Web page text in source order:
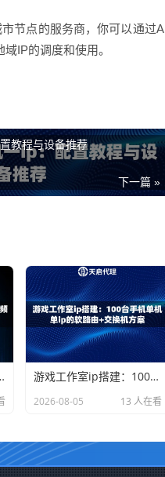
节点的服务商，你可以通过A
IP的调度和使用。
教程与设备推荐
下一篇 »
显示的归属地工具 游戏工作室ip搭建：100台手机单机单ip的软路由+交换机方案
2026-08-05 13 人在看